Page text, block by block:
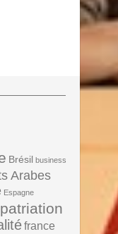
Brésil business
Arabes
Espagne
france